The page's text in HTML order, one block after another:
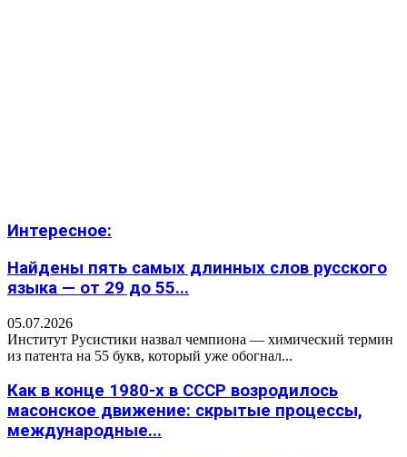
Интересное:
Найдены пять самых длинных слов русского
языка — от 29 до 55...
05.07.2026
Институт Русистики назвал чемпиона — химический термин
из патента на 55 букв, который уже обогнал...
Как в конце 1980-х в СССР возродилось
масонское движение: скрытые процессы,
международные...